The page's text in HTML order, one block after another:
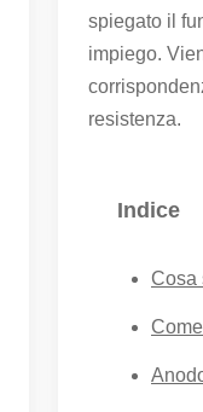
spiegato il
impiego.
resistenza.
Indice
Cosa